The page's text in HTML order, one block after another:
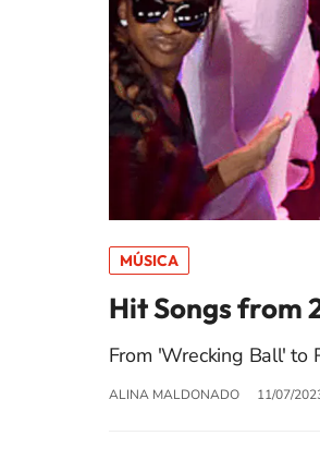
MÚSICA
Hit Songs from
From 'Wrecking Ball' to
ALINA MALDONADO 11/07/